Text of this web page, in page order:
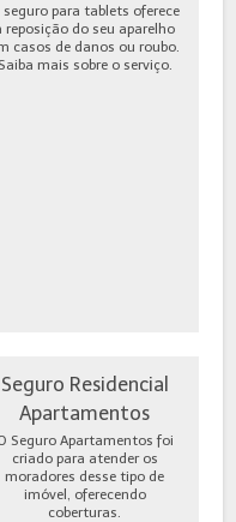
seguro para tablets oferece
reposição do seu aparelho
casos de danos ou roubo.
Saiba mais sobre o serviço.
Seguro Residencial
Apartamentos
Seguro Apartamentos foi
criado para atender os
moradores desse tipo de
imóvel, oferecendo
coberturas.